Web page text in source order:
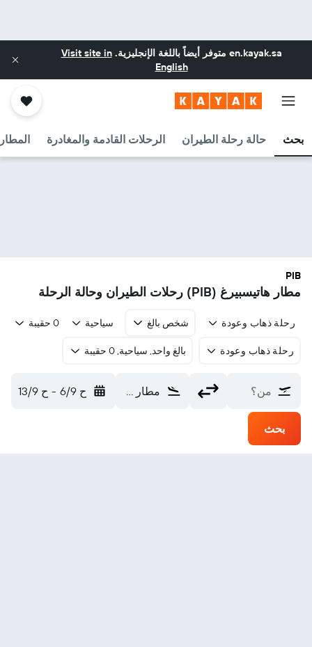
en.kayak.sa متوفر أيضاً باللغة الإنجليزية.Visit site in
English
بحث حالة رحلة الطيران الرحلات القادمة والمغادرة
PIB
مطار هاتيسبيرغ (PIB) رحلات الطيران وحالة الرحلة
رحلة ذهاب وعودة شخص بالغ سياحية 0 حقيبة
رحلة ذهاب وعودة بالغ واحد, سياحية, 0 حقيبة
من؟ مطار هاتيسبيرغ (PIB) ح 6/9 - ح 13/9
بحث